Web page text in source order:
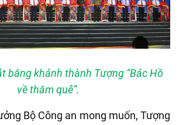
băng khánh thành Tượng “Bác Hồ
về thăm quê”.
Bộ Công an mong muốn, Tượng